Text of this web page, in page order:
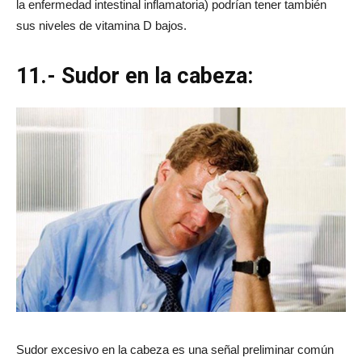
la enfermedad intestinal inflamatoria) podrían tener también
sus niveles de vitamina D bajos.
11.- Sudor en la cabeza:
Sudor excesivo en la cabeza es una señal preliminar común